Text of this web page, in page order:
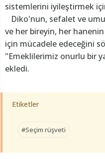
sistemlerini iyileştirmek
Diko'nun, sefalet ve
ve her bireyin, her
için mücadele edeceğini
"Emeklilerimiz onurlu bir
ekledi.
Etiketler
#Seçim rüşveti